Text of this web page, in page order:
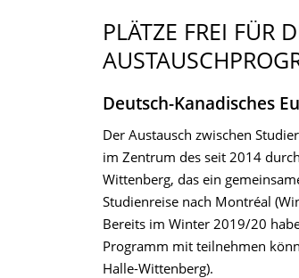
PLÄTZE FREI FÜR
Deutsch-Kanadisches
Der Austausch zwischen
im Zentrum des seit 2014
Wittenberg, das ein
Studienreise nach Montréal
Bereits im Winter 2019/20
Programm mit teilnehmen
Halle-Wittenberg).